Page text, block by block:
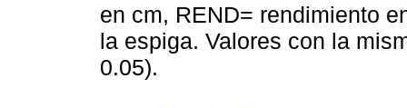
en cm, REND= rendimiento
la espiga. Valores con la
0.05).